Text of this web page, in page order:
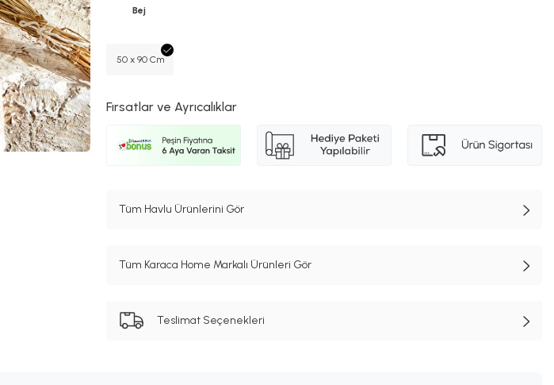
Bej
50 x 90 Cm
Fırsatlar ve Ayrıcalıklar
Tüm Havlu Ürünlerini Gör
Tüm Karaca Home Markalı Ürünleri Gör
Teslimat Seçenekleri